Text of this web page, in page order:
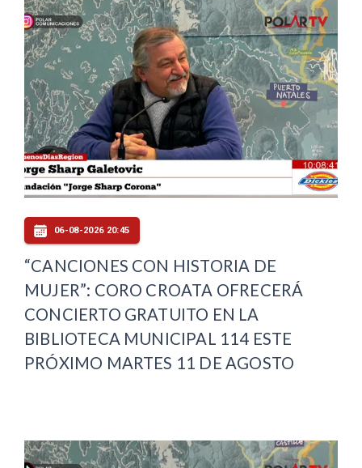
06-08-2026 20:45
“CANCIONES CON HISTORIA DE
MUJER”: CORO CROATA OFRECERÁ
CONCIERTO GRATUITO EN LA
BIBLIOTECA MUNICIPAL 114 ESTE
PRÓXIMO MARTES 11 DE AGOSTO